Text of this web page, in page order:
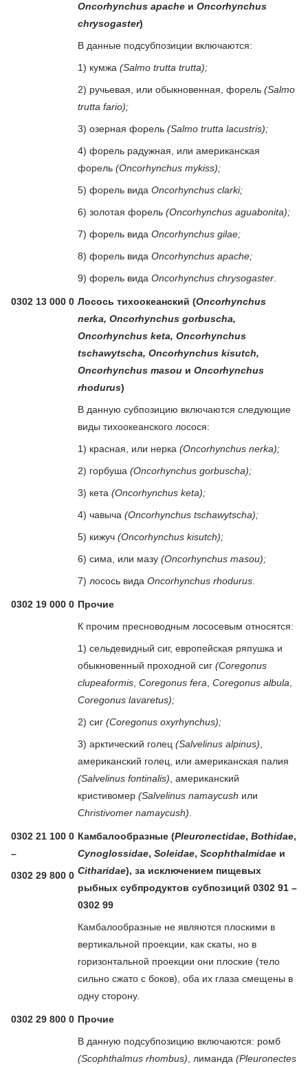
Oncorhynchus apache и Oncorhynchus
chrysogaster)
В данные подсубпозиции включаются:
1) кумжа (Salmo trutta trutta);
2) ручьевая, или обыкновенная, форель (Salmo
trutta fario);
3) озерная форель (Salmo trutta lacustris);
4) форель радужная, или американская
форель (Oncorhynchus mykiss);
5) форель вида Oncorhynchus clarki;
6) золотая форель (Oncorhynchus aguabonita);
7) форель вида Oncorhynchus gilae;
8) форель вида Oncorhynchus apache;
9) форель вида Oncorhynchus chrysogaster
0302 13 000 0 Лосось тихоокеанский (Oncorhynchus
nerka, Oncorhynchus gorbuscha,
Oncorhynchus keta, Oncorhynchus
tschawytscha, Oncorhynchus kisutch,
Oncorhynchus masou и Oncorhynchus
rhodurus)
В данную субпозицию включаются следующие
виды тихоокеанского лосося:
1) красная, или нерка (Oncorhynchus nerka);
2) горбуша (Oncorhynchus gorbuscha);
3) кета (Oncorhynchus keta);
4) чавыча (Oncorhynchus tschawytscha);
5) кижуч (Oncorhynchus kisutch);
6) сима, или мазу (Oncorhynchus masou);
7) лосось вида Oncorhynchus rhodurus
0302 19 000 0 Прочие
К прочим пресноводным лососевым относятся:
1) сельдевидный сиг, европейская ряпушка и
обыкновенный проходной сиг (Coregonus
clupeaformis Coregonus fera Coregonus albula
Coregonus lavaretus);
2) сиг (Coregonus oxyrhynchus);
3) арктический голец (Salvelinus alpinus)
американский голец, или американская палия
(Salvelinus fontinalis) , американский
кристивомер (Salvelinus namaycush или
Christivomer namaycush)
0302 21 100 0
–
0302 29 800 0
Камбалообразные (Pleuronectidae, Bothidae,
Cynoglossidae, Soleidae, Scophthalmidae и
Citharidae), за исключением пищевых
рыбных субпродуктов субпозиций 0302 91 –
0302 99
Камбалообразные не являются плоскими в
вертикальной проекции, как скаты, но в
горизонтальной проекции они плоские (тело
сильно сжато с боков), оба их глаза смещены в
одну сторону.
0302 29 800 0 Прочие
В данную подсубпозицию включаются: ромб
(Scophthalmus rhombus) , лиманда (Pleuronectes